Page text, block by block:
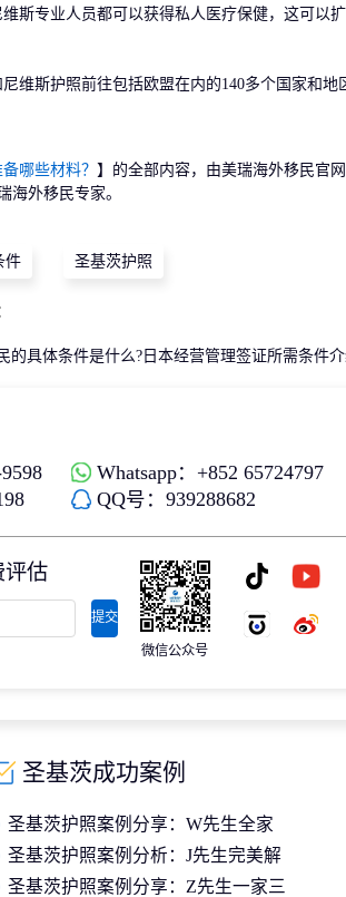
斯专业人员都可以获得私人医疗保健，这可以
斯护照前往包括欧盟在内的140多个国家和地
哪些材料？ 】的全部内容，由美瑞海外移民官
海外移民专家。
件 圣基茨护照
的具体条件是什么?日本经营管理签证所需条件
Whatsapp：+852 65724797
QQ号：939288682
评估
提交
微信公众号
圣基茨成功案例
圣基茨护照案例分享：W先生全家
圣基茨护照顺利获批
圣基茨护照案例分析：J先生完美解
决海外资产配置需求
圣基茨护照案例分享：Z先生一家三